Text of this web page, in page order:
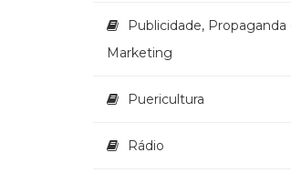
Publicidade, Propaganda
Marketing
Puericultura
Rádio